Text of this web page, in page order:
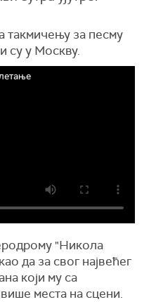
такмичењу за песму
су у Москву.
"Никола
да за свог највећег
који му са
места на сцени.